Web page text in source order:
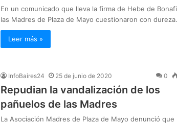
En un comunicado que lleva la firma de Hebe de
las Madres de Plaza de Mayo cuestionaron con
Leer más »
InfoBaires24 25 de junio de 2020 0
Repudian la vandalización de los
pañuelos de las Madres
La Asociación Madres de Plaza de Mayo denunció que